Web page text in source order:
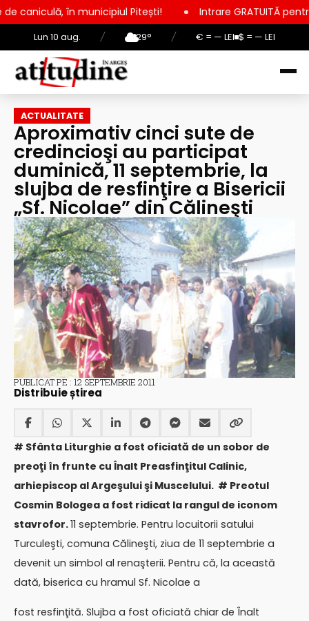
Lun 10 aug. / 29° / € = — LEI $ = — LEI
Pitești! Intrare GRATUITĂ pentru copii, elevi și
ACTUALITATE
Aproximativ cinci sute de
credincioşi au participat
duminică, 11 septembrie, la
slujba de resfinţire a Bisericii
„Sf. Nicolae” din Călineşti
PUBLICAT PE : 12 SEPTEMBRIE 2011
Distribuie știrea
# Sfânta Liturghie a fost oficiată de un sobor de
preoţi în frunte cu Înalt Preasfinţitul Calinic,
arhiepiscop al Argeşului şi Muscelului. # Preotul
Cosmin Bologea a fost ridicat la rangul de iconom
stavrofor.11 septembrie. Pentru locuitorii satului
Turculeşti, comuna Călineşti, ziua de 11 septembrie a
devenit un simbol al renaşterii. Pentru că, la această
dată, biserica cu hramul Sf. Nicolae a
fost resfinţită. Slujba a fost oficiată chiar de Înalt